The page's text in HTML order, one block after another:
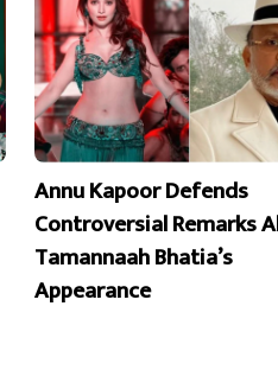
Annu Kapoor Defends
Controversial Remarks
Tamannaah Bhatia’s
Appearance